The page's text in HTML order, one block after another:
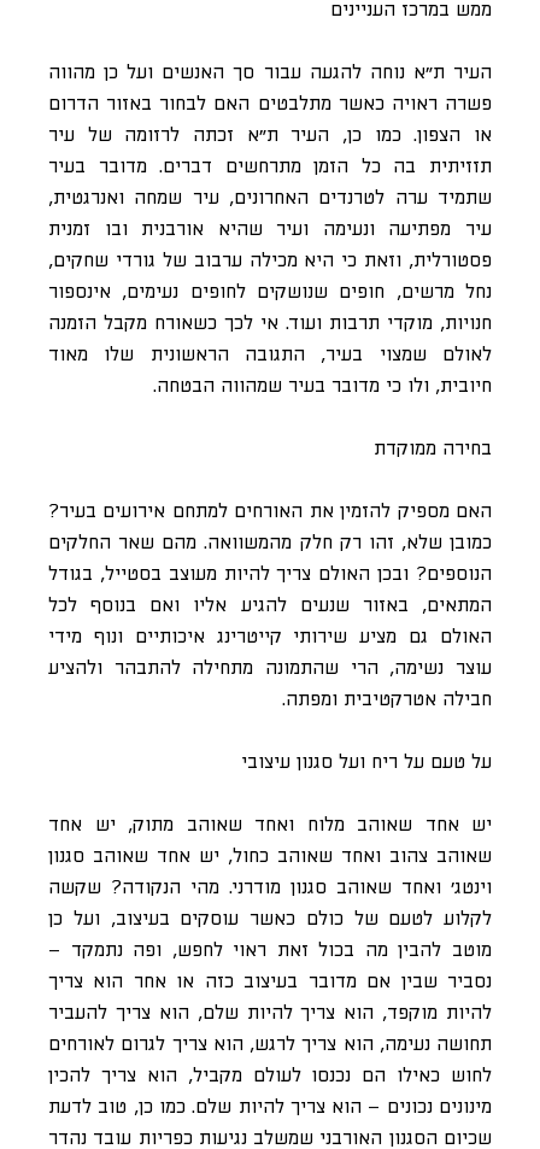
ממש במרכז העניינים
העיר ת”א נוחה להגעה עבור סך האנשים ועל כן מהווה
פשרה ראויה כאשר מתלבטים האם לבחור באזור הדרום
או הצפון. כמו כן, העיר ת”א זכתה לרזומה של עיר
תזזיתית בה כל הזמן מתרחשים דברים. מדובר בעיר
שתמיד ערה לטרנדים האחרונים, עיר שמחה ואנרגטית,
עיר מפתיעה ונעימה ועיר שהיא אורבנית ובו זמנית
פסטורלית, וזאת כי היא מכילה ערבוב של גורדי שחקים,
נחל מרשים, חופים שנושקים לחופים נעימים, אינספור
חנויות, מוקדי תרבות ועוד. אי לכך כשאורח מקבל הזמנה
לאולם שמצוי בעיר, התגובה הראשונית שלו מאוד
חיובית, ולו כי מדובר בעיר שמהווה הבטחה.
בחירה ממוקדת
האם מספיק להזמין את האורחים למתחם אירועים בעיר?
כמובן שלא, זהו רק חלק מהמשוואה. מהם שאר החלקים
הנוספים? ובכן האולם צריך להיות מעוצב בסטייל, בגודל
המתאים, באזור שנעים להגיע אליו ואם בנוסף לכל
האולם גם מציע שירותי קייטרינג איכותיים ונוף מידי
עוצר נשימה, הרי שהתמונה מתחילה להתבהר ולהציע
חבילה אטרקטיבית ומפתה.
על טעם על ריח ועל סגנון עיצובי
יש אחד שאוהב מלוח ואחד שאוהב מתוק, יש אחד
שאוהב צהוב ואחד שאוהב כחול, יש אחד שאוהב סגנון
וינטג’ ואחד שאוהב סגנון מודרני. מהי הנקודה? שקשה
לקלוע לטעם של כולם כאשר עוסקים בעיצוב, ועל כן
מוטב להבין מה בכול זאת ראוי לחפש, ופה נתמקד –
נסביר שבין אם מדובר בעיצוב כזה או אחר הוא צריך
להיות מוקפד, הוא צריך להיות שלם, הוא צריך להעביר
תחושה נעימה, הוא צריך לרגש, הוא צריך לגרום לאורחים
לחוש כאילו הם נכנסו לעולם מקביל, הוא צריך להכין
מינונים נכונים – הוא צריך להיות שלם. כמו כן, טוב לדעת
שכיום הסגנון האורבני שמשלב נגיעות כפריות עובד נהדר